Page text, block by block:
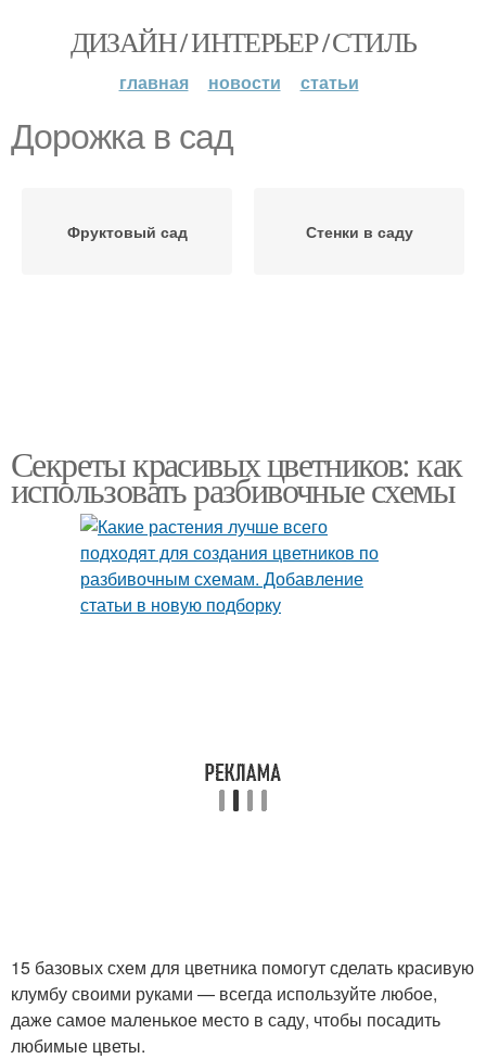
ДИЗАЙН / ИНТЕРЬЕР / СТИЛЬ
главная новости статьи
Дорожка в сад
Фруктовый сад Стенки в саду
Секреты красивых цветников: как
использовать разбивочные схемы
15 базовых схем для цветника помогут сделать красивую
клумбу своими руками — всегда используйте любое,
даже самое маленькое место в саду, чтобы посадить
любимые цветы.